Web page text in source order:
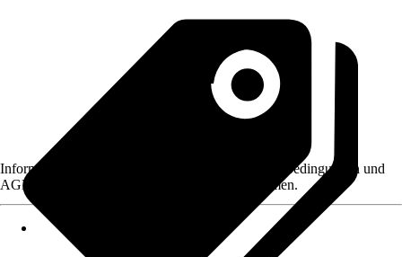
Informationen des Verkäufers, wie z. B. Rückgabebedingungen und
AGB, finden Sie bei Klick auf den Verkäufernamen.